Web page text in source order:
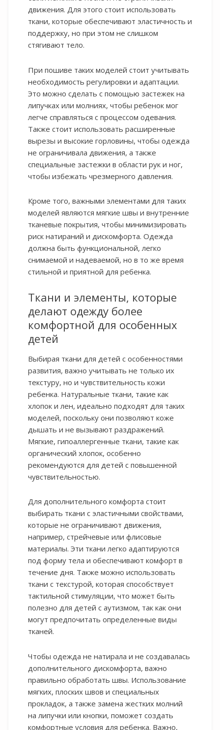
движения. Для этого стоит использовать
ткани, которые обеспечивают эластичность и
поддержку, но при этом не слишком
стягивают тело.
При пошиве таких моделей стоит учитывать
необходимость регулировки и адаптации.
Это можно сделать с помощью застежек на
липучках или молниях, чтобы ребенок мог
легче справляться с процессом одевания.
Также стоит использовать расширенные
вырезы и высокие горловины, чтобы одежда
не ограничивала движения, а также
специальные застежки в области рук и ног,
чтобы избежать чрезмерного давления.
Кроме того, важными элементами для таких
моделей являются мягкие швы и внутренние
тканевые покрытия, чтобы минимизировать
риск натираний и дискомфорта. Одежда
должна быть функциональной, легко
снимаемой и надеваемой, но в то же время
стильной и приятной для ребенка.
Ткани и элементы, которые
делают одежду более
комфортной для особенных
детей
Выбирая ткани для детей с особенностями
развития, важно учитывать не только их
текстуру, но и чувствительность кожи
ребенка. Натуральные ткани, такие как
хлопок и лен, идеально подходят для таких
моделей, поскольку они позволяют коже
дышать и не вызывают раздражений.
Мягкие, гипоаллергенные ткани, такие как
органический хлопок, особенно
рекомендуются для детей с повышенной
чувствительностью.
Для дополнительного комфорта стоит
выбирать ткани с эластичными свойствами,
которые не ограничивают движения,
например, стрейчевые или флисовые
материалы. Эти ткани легко адаптируются
под форму тела и обеспечивают комфорт в
течение дня. Также можно использовать
ткани с текстурой, которая способствует
тактильной стимуляции, что может быть
полезно для детей с аутизмом, так как они
могут предпочитать определенные виды
тканей.
Чтобы одежда не натирала и не создавалась
дополнительного дискомфорта, важно
правильно обработать швы. Использование
мягких, плоских швов и специальных
прокладок, а также замена жестких молний
на липучки или кнопки, поможет создать
комфортные условия для ребенка. Важно,